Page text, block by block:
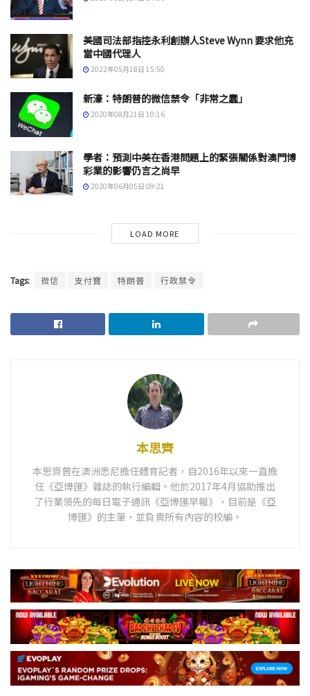
美國司法部指控永利創辦人Steve Wynn 要求他充
當中國代理人
2022年05月18日 15:50
新濠：特朗普的微信禁令「非常之蠢」
2020年08月21日 10:16
學者：預測中美在香港問題上的緊張關係對澳門博
彩業的影響仍言之尚早
2020年06月05日 09:21
LOAD MORE
Tags: 微信 支付寶 特朗普 行政禁令
本思齊
本思齊曾在澳洲悉尼擔任體育記者，自2016年以來一直擔
任《亞博匯》雜誌的執行編輯。他於2017年4月協助推出
了行業領先的每日電子通訊《亞博匯早報》，目前是《亞
博匯》的主筆，並負責所有內容的校編。